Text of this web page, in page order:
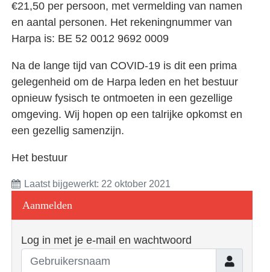
€21,50 per persoon, met vermelding van namen
en aantal personen. Het rekeningnummer van
Harpa is: BE 52 0012 9692 0009
Na de lange tijd van COVID-19 is dit een prima
gelegenheid om de Harpa leden en het bestuur
opnieuw fysisch te ontmoeten in een gezellige
omgeving. Wij hopen op een talrijke opkomst en
een gezellig samenzijn.
Het bestuur
Laatst bijgewerkt: 22 oktober 2021
Aanmelden
Log in met je e-mail en wachtwoord